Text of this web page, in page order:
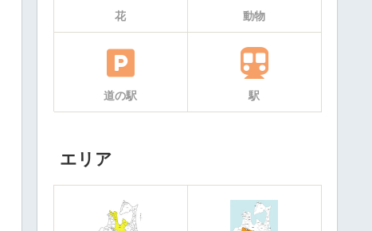
花 動物
道の駅 駅
エリア